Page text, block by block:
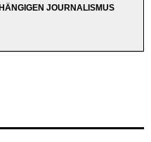
JOURNALISMUS